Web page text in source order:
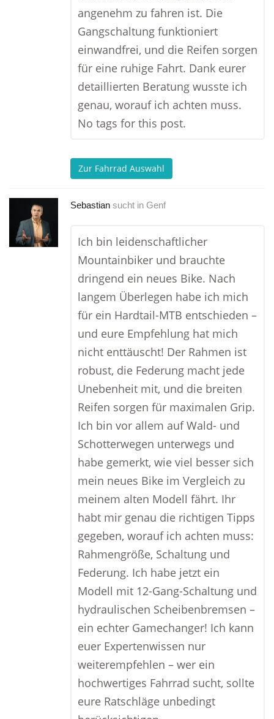
angenehm zu fahren ist. Die
Gangschaltung funktioniert
einwandfrei, und die Reifen sorgen
für eine ruhige Fahrt. Dank eurer
detaillierten Beratung wusste ich
genau, worauf ich achten muss.
No tags for this post.
Zur Fahrrad Auswahl
Sebastian sucht in Genf
Ich bin leidenschaftlicher
Mountainbiker und brauchte
dringend ein neues Bike. Nach
langem Überlegen habe ich mich
für ein Hardtail-MTB entschieden –
und eure Empfehlung hat mich
nicht enttäuscht! Der Rahmen ist
robust, die Federung macht jede
Unebenheit mit, und die breiten
Reifen sorgen für maximalen Grip.
Ich bin vor allem auf Wald- und
Schotterwegen unterwegs und
habe gemerkt, wie viel besser sich
mein neues Bike im Vergleich zu
meinem alten Modell fährt. Ihr
habt mir genau die richtigen Tipps
gegeben, worauf ich achten muss:
Rahmengröße, Schaltung und
Federung. Ich habe jetzt ein
Modell mit 12-Gang-Schaltung und
hydraulischen Scheibenbremsen –
ein echter Gamechanger! Ich kann
euer Expertenwissen nur
weiterempfehlen – wer ein
hochwertiges Fahrrad sucht, sollte
eure Ratschläge unbedingt